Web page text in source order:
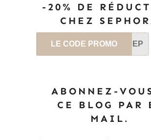
-20% DE
CHEZ
LE CODE PROMO SEP
ABONNEZ-
CE BLOG PAR
MAIL.